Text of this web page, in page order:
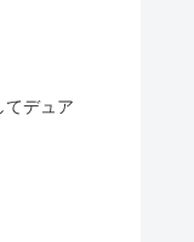
てデュア